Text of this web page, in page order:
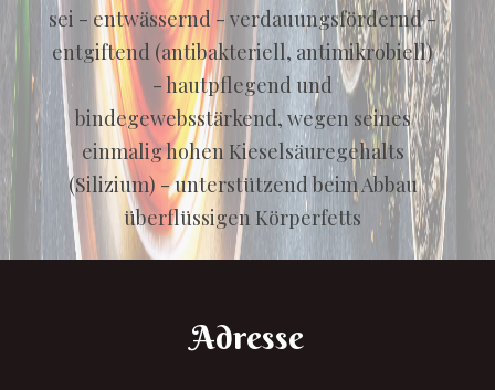
sei - entwässernd - verdauungsfördernd -
entgiftend (antibakteriell, antimikrobiell)
- hautpflegend und
bindegewebsstärkend, wegen seines
einmalig hohen Kieselsäuregehalts
(Silizium) - unterstützend beim Abbau
überflüssigen Körperfetts
Adresse